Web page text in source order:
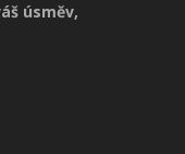
úsměv,